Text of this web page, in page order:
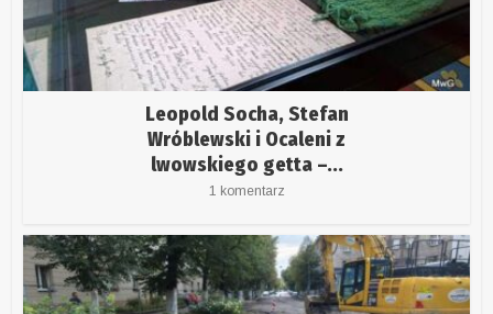
Leopold Socha, Stefan
Wróblewski i Ocaleni z
lwowskiego getta –...
1 komentarz